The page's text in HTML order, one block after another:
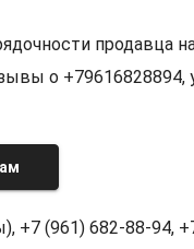
о
(961) 682-88-94,